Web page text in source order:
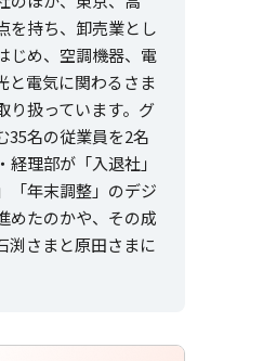
を持ち、卸売業とし
じめ、空調機器、電
と電気に関わるさま
り扱っています。グ
35名の従業員を2名
経理部が「入退社」
「年末調整」のデジ
めたのかや、その成
渕さまと原田さまに